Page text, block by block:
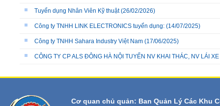
Tuyển dụng Nhân Viên Kỹ thuật(26/02/2026)
Công ty TNHH LINK ELECTRONICS tuyển dụng: (14/07/2025)
Công ty TNHH Sahara Industry Việt Nam (17/06/2025)
CÔNG TY CP ALS ĐÔNG HÀ NỘI TUYỂN NV KHAI THÁC, NV LÁI
Cơ quan chủ quản: Ban Quản Lý Các Khu